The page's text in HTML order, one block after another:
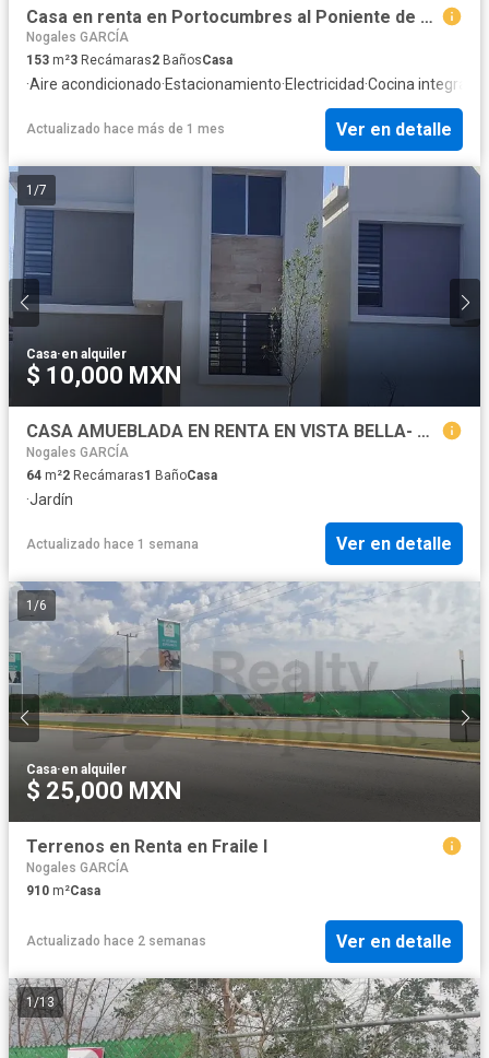
Casa en renta en Portocumbres al Poniente de Monterrey, N.L.
Nogales GARCÍA
153 m²3 Recámaras2 BañosCasa
·Aire acondicionado·Estacionamiento·Electricidad·Cocina integral
Actualizado hace más de 1 mes Ver en detalle
1 /7
Casa·en alquiler
$ 10,000 MXN
CASA AMUEBLADA EN RENTA EN VISTA BELLA- GARCIA, NUEVO LEON
Nogales GARCÍA
64 m²2 Recámaras1 BañoCasa
·Jardín
Actualizado hace 1 semana Ver en detalle
1 /6
Casa·en alquiler
$ 25,000 MXN
Terrenos en Renta en Fraile I
Nogales GARCÍA
910 m²Casa
Actualizado hace 2 semanas Ver en detalle
1/13